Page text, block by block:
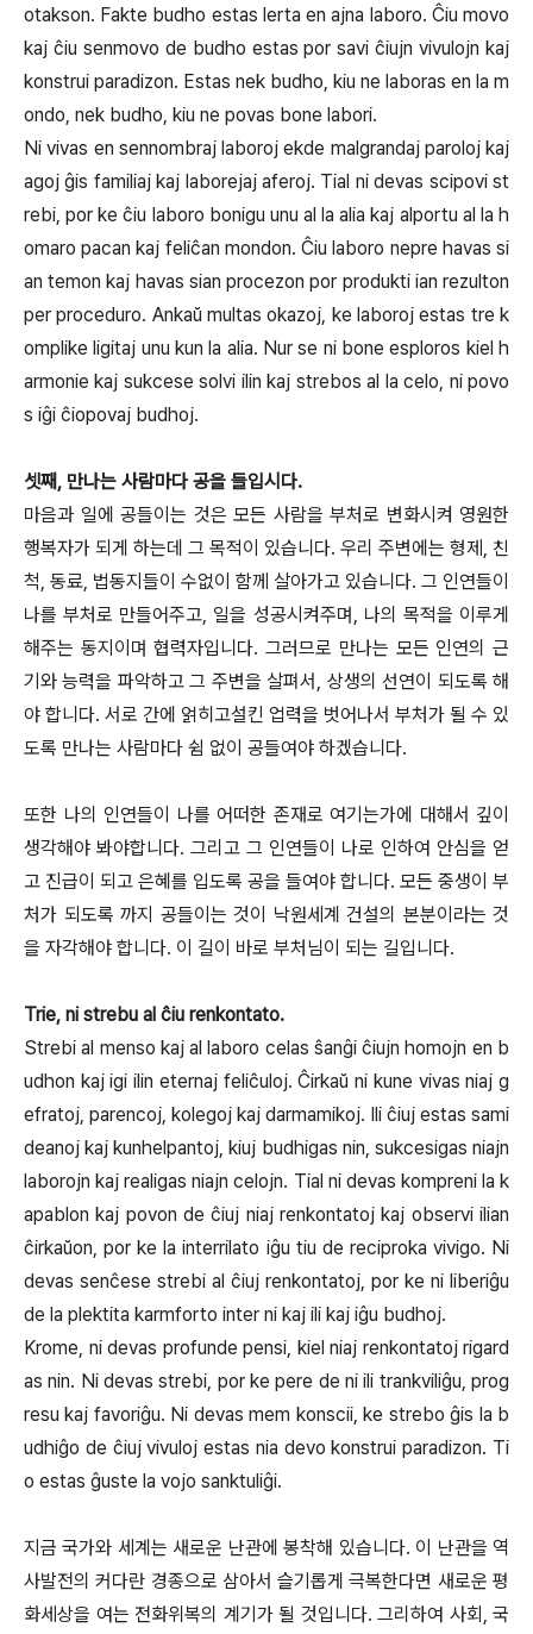
otakson. Fakte budho estas lerta en ajna laboro. Ĉiu movo
kaj ĉiu senmovo de budho estas por savi ĉiujn vivulojn kaj
konstrui paradizon. Estas nek budho, kiu ne laboras en la m
ondo, nek budho, kiu ne povas bone labori.
Ni vivas en sennombraj laboroj ekde malgrandaj paroloj kaj
agoj ĝis familiaj kaj laborejaj aferoj. Tial ni devas scipovi st
rebi, por ke ĉiu laboro bonigu unu al la alia kaj alportu al la h
omaro pacan kaj feliĉan mondon. Ĉiu laboro nepre havas si
an temon kaj havas sian procezon por produkti ian rezulton
per proceduro. Ankaŭ multas okazoj, ke laboroj estas tre k
omplike ligitaj unu kun la alia. Nur se ni bone esploros kiel h
armonie kaj sukcese solvi ilin kaj strebos al la celo, ni povo
s iĝi ĉiopovaj budhoj.
셋째, 만나는 사람마다 공을 들입시다.
마음과 일에 공들이는 것은 모든 사람을 부처로 변화시켜 영원한
행복자가 되게 하는데 그 목적이 있습니다. 우리 주변에는 형제, 친
척, 동료, 법동지들이 수없이 함께 살아가고 있습니다. 그 인연들이
나를 부처로 만들어주고, 일을 성공시켜주며, 나의 목적을 이루게
해주는 동지이며 협력자입니다. 그러므로 만나는 모든 인연의 근
기와 능력을 파악하고 그 주변을 살펴서, 상생의 선연이 되도록 해
야 합니다. 서로 간에 얽히고설킨 업력을 벗어나서 부처가 될 수 있
도록 만나는 사람마다 쉼 없이 공들여야 하겠습니다.
또한 나의 인연들이 나를 어떠한 존재로 여기는가에 대해서 깊이
생각해야 봐야합니다. 그리고 그 인연들이 나로 인하여 안심을 얻
고 진급이 되고 은혜를 입도록 공을 들여야 합니다. 모든 중생이 부
처가 되도록 까지 공들이는 것이 낙원세계 건설의 본분이라는 것
을 자각해야 합니다. 이 길이 바로 부처님이 되는 길입니다.
Trie, ni strebu al ĉiu renkontato.
Strebi al menso kaj al laboro celas ŝanĝi ĉiujn homojn en b
udhon kaj igi ilin eternaj feliĉuloj. Ĉirkaŭ ni kune vivas niaj g
efratoj, parencoj, kolegoj kaj darmamikoj. Ili ĉiuj estas sami
deanoj kaj kunhelpantoj, kiuj budhigas nin, sukcesigas niajn
laborojn kaj realigas niajn celojn. Tial ni devas kompreni la k
apablon kaj povon de ĉiuj niaj renkontatoj kaj observi ilian
ĉirkaŭon, por ke la interrilato iĝu tiu de reciproka vivigo. Ni
devas senĉese strebi al ĉiuj renkontatoj, por ke ni liberiĝu
de la plektita karmforto inter ni kaj ili kaj iĝu budhoj.
Krome, ni devas profunde pensi, kiel niaj renkontatoj rigard
as nin. Ni devas strebi, por ke pere de ni ili trankviliĝu, prog
resu kaj favoriĝu. Ni devas mem konscii, ke strebo ĝis la b
udhiĝo de ĉiuj vivuloj estas nia devo konstrui paradizon. Ti
o estas ĝuste la vojo sanktuliĝi.
지금 국가와 세계는 새로운 난관에 봉착해 있습니다. 이 난관을 역
사발전의 커다란 경종으로 삼아서 슬기롭게 극복한다면 새로운 평
화세상을 여는 전화위복의 계기가 될 것입니다. 그리하여 사회, 국